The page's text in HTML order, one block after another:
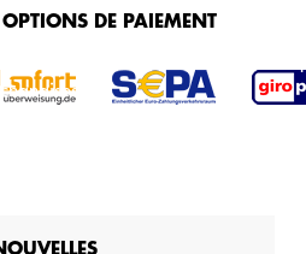
OPTIONS DE PAIEMENT